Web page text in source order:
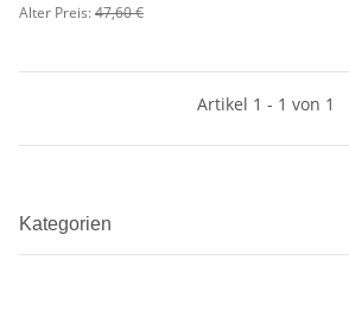
Alter Preis:47,60 €
Artikel 1 - 1 von 1
Kategorien